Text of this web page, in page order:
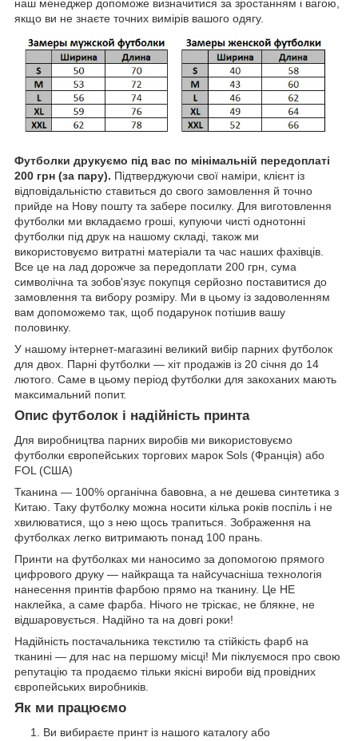
наш менеджер допоможе визначитися за зростанням і вагою,
якщо ви не знаєте точних вимірів вашого одягу.
Футболки друкуємо під вас по мінімальній передоплаті
200 грн (за пару). Підтверджуючи свої наміри, клієнт із
відповідальністю ставиться до свого замовлення й точно
прийде на Нову пошту та забере посилку. Для виготовлення
футболки ми вкладаємо гроші, купуючи чисті однотонні
футболки під друк на нашому складі, також ми
використовуємо витратні матеріали та час наших фахівців.
Все це на лад дорожче за передоплати 200 грн, сума
символічна та зобов'язує покупця серйозно поставитися до
замовлення та вибору розміру. Ми в цьому із задоволенням
вам допоможемо так, щоб подарунок потішив вашу
половинку.
У нашому інтернет-магазині великий вибір парних футболок
для двох. Парні футболки — хіт продажів із 20 січня до 14
лютого. Саме в цьому період футболки для закоханих мають
максимальний попит.
Опис футболок і надійність принта
Для виробництва парних виробів ми використовуємо
футболки європейських торгових марок Sols (Франція) або
FOL (США)
Тканина — 100% органічна бавовна, а не дешева синтетика з
Китаю. Таку футболку можна носити кілька років поспіль і не
хвилюватися, що з нею щось трапиться. Зображення на
футболках легко витримають понад 100 прань.
Принти на футболках ми наносимо за допомогою прямого
цифрового друку — найкраща та найсучасніша технологія
нанесення принтів фарбою прямо на тканину. Це НЕ
наклейка, а саме фарба. Нічого не тріскає, не блякне, не
відшаровується. Надійно та на довгі роки!
Надійність постачальника текстилю та стійкість фарб на
тканині — для нас на першому місці! Ми піклуємося про свою
репутацію та продаємо тільки якісні вироби від провідних
європейських виробників.
Як ми працюємо
Ви вибираєте принт із нашого каталогу або